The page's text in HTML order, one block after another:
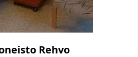
Rehvo